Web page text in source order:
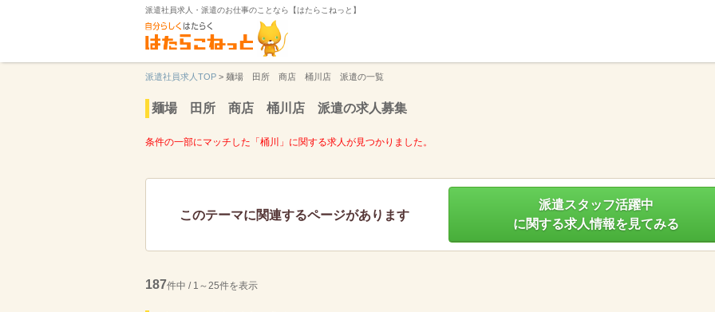
派遣社員求人・派遣のお仕事のことなら【はたらこねっと】
派遣社員求人TOP > 麺場 田所 商店 桶川店 派遣の一覧
麺場 田所 商店 桶川店 派遣の求人募集
条件の一部にマッチした「桶川」に関する求人が見つかりました。
このテーマに関連するページがあります
派遣スタッフ活躍中
に関する求人情報を見てみる
187件中 / 1～25件を表示